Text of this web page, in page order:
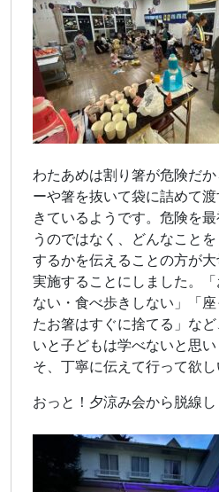
わたあめは割り箸が危険だ
ーや箸を抜いて袋に詰めて
きているようです。危険を
うのではなく、どんなこと
するかを伝えることの方が
実施することにしました。
ない・食べ歩きしない」「
たお箸はすぐに捨てる」な
いと子どもは学べないと思
そ、丁寧に伝えて行って欲し
おっと！夕涼み会から脱線し